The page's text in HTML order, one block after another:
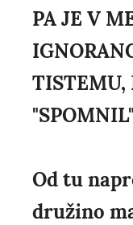
PA JE V
TISTEMU,
Od tu
družino